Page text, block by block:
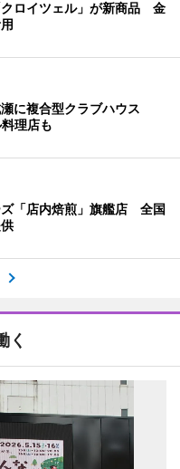
ロイツェル」が新商品 金
に複合型クラブハウス
理店も
「店内焙煎」旗艦店 全国
く